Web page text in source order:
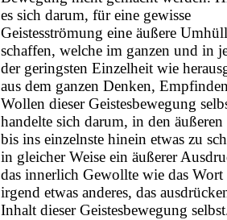
es sich darum, für eine gewisse
Geistesströmung eine äußere
schaffen, welche im ganzen und in
der geringsten Einzelheit wie
aus dem ganzen Denken,
Wollen dieser Geistesbewegung
handelte sich darum, in den
bis ins einzelnste hinein etwas zu
in gleicher Weise ein äußerer
das innerlich Gewollte wie das Wort
irgend etwas anderes, das
Inhalt dieser Geistes­bewegung